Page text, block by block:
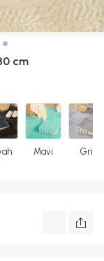
cm
Mavi Gri